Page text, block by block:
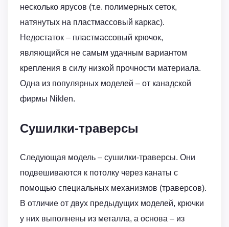
несколько ярусов (т.е. полимерных сеток,
натянутых на пластмассовый каркас).
Недостаток – пластмассовый крючок,
являющийся не самым удачным вариантом
крепления в силу низкой прочности материала.
Одна из популярных моделей – от канадской
фирмы Niklen.
Сушилки-траверсы
Следующая модель – сушилки-траверсы. Они
подвешиваются к потолку через канаты с
помощью специальных механизмов (траверсов).
В отличие от двух предыдущих моделей, крючки
у них выполнены из металла, а основа – из